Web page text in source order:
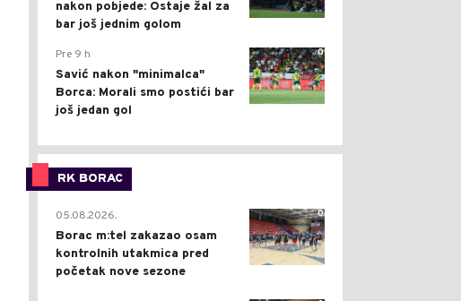
nakon pobjede: Ostaje žal za
bar još jednim golom
0
Pre 9 h
Savić nakon "minimalca"
Borca: Morali smo postići bar
još jedan gol
RK BORAC
0
05.08.2026.
Borac m:tel zakazao osam
kontrolnih utakmica pred
početak nove sezone